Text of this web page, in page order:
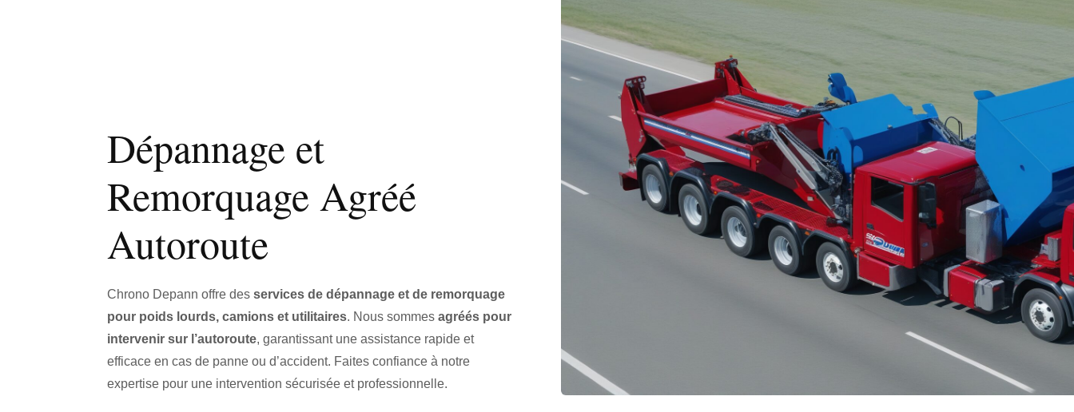
Dépannage et
Remorquage Agréé
Autoroute
Chrono Depann offre desservices de dépannage et de remorquage
pour poids lourds, camions et utilitaires. Nous sommesagréés pour
intervenir sur l’autoroute, garantissant une assistance rapide et
efficace en cas de panne ou d’accident. Faites confiance à notre
expertise pour une intervention sécurisée et professionnelle.